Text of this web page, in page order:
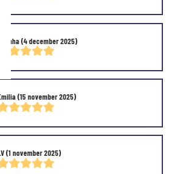
Fatinha(4 december 2025)
(15 november 2025)
(1 november 2025)